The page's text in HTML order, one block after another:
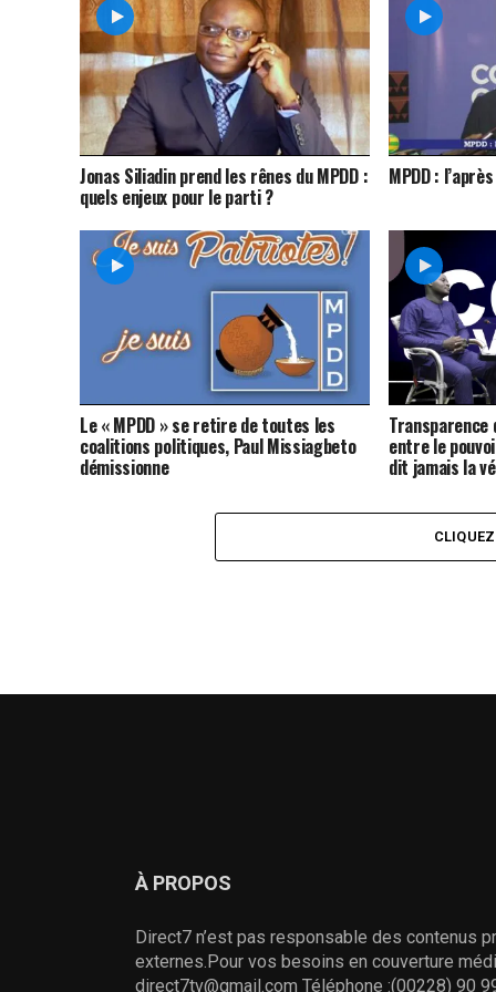
Jonas Siliadin prend les rênes du MPDD :
quels enjeux pour le parti ?
MPDD :
Le « MPDD » se retire de toutes les
coalitions politiques, Paul Missiagbeto
démissionne
Transparence
entre le
dit jamais la
À PROPOS
Direct7 n’est pas responsable des contenus
externes.Pour vos besoins en couverture
direct7tv@gmail.com Téléphone :(00228) 90